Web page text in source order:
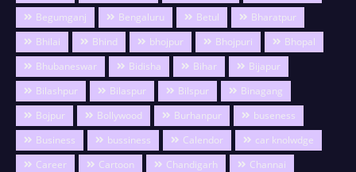
Begumganj
Bengaluru Betul
Bharatpur
Bhilai
Bhind bhojpur Bhojpuri
Bhopal
Bhubaneswar
Bidisha Bihar
Bijapur
Bilashpur
Bilaspur Bilspur
Binagang
Bojpur
Bollywood Burhanpur
buseness
Business
bussiness Calendor
car knolwdge
Career
Cartoon Chandigarh
Channai